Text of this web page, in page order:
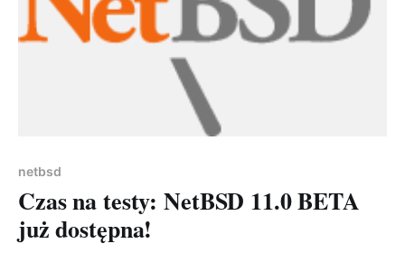
netbsd
Czas na testy: NetBSD 11.0 BETA
już dostępna!